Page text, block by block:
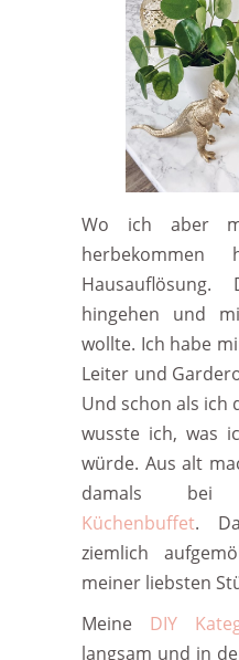
Wo ich aber
hingehen und
wollte. Ich habe
Leiter und
Und schon als ich
wusste ich, was
würde. Aus alt
damals
Küchenbuffet.
ziemlich
meiner liebsten
Meine DIY
langsam und in